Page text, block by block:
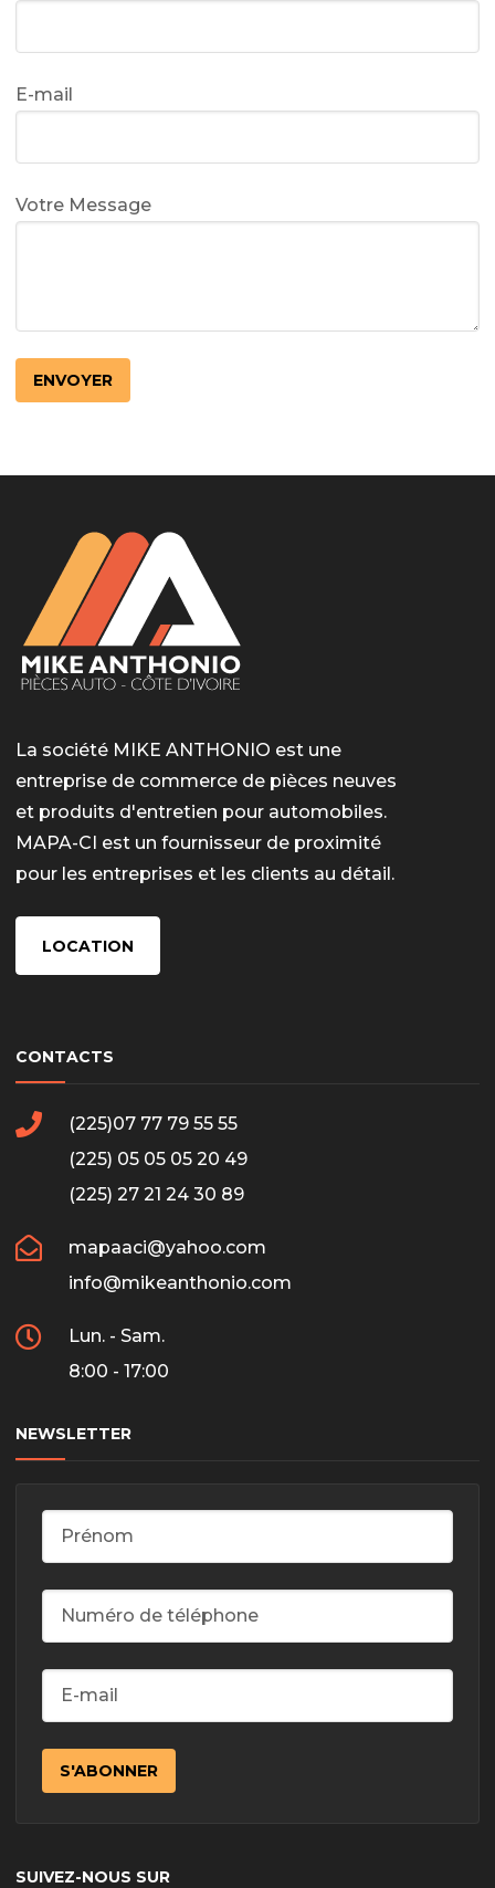
E-mail
Votre Message
LotoMart
Бай Лото
escort barcelone
https://intimaties.net/es/category/woman-used-
used-panties-es/
eros houston
albanianescort
La société MIKE ANTHONIO est une
entreprise de commerce de pièces neuves
et produits d'entretien pour automobiles.
MAPA-CI est un fournisseur de proximité
pour les entreprises et les clients au détail.
LOCATION
CONTACTS
(225)07 77 79 55 55
(225) 05 05 05 20 49
(225) 27 21 24 30 89
mapaaci@yahoo.com
info@mikeanthonio.com
Lun. - Sam.
8:00 - 17:00
NEWSLETTER
SUIVEZ-NOUS SUR